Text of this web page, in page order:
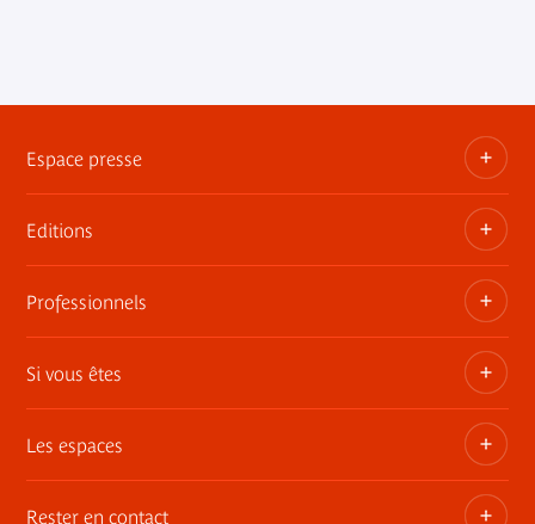
Espace presse
Dossiers, communiqués, bandes annonces
Contact presse
Editions
Les publications du musée
Professionnels
Privatisez les espaces
Si vous êtes
Adhérent
Enseignant ou animateur
Les espaces
Rester en contact